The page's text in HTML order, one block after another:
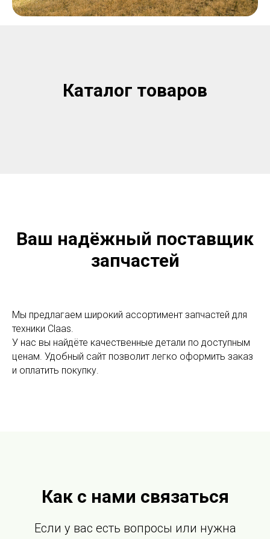
Каталог товаров
Ваш надёжный поставщик
запчастей
Мы предлагаем широкий ассортимент запчастей для
техники Claas.
У нас вы найдёте качественные детали по доступным
ценам. Удобный сайт позволит легко оформить заказ
и оплатить покупку.
Как с нами связаться
Если у вас есть вопросы или нужна